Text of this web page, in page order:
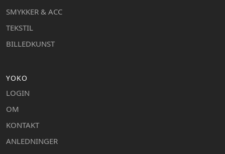
SMYKKER & ACC
TEKSTIL
BILLEDKUNST
YOKO
LOGIN
OM
KONTAKT
ANLEDNINGER